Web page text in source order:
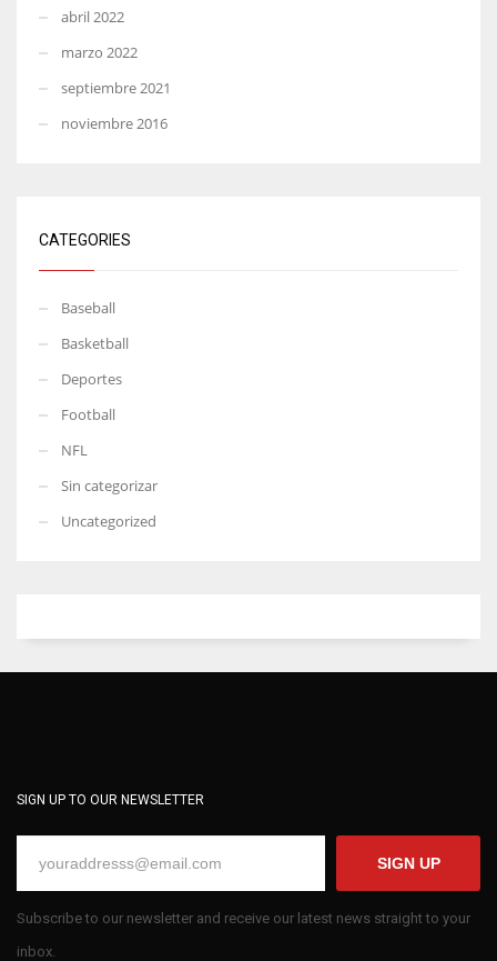
abril 2022
marzo 2022
septiembre 2021
noviembre 2016
CATEGORIES
Baseball
Basketball
Deportes
Football
NFL
Sin categorizar
Uncategorized
SIGN UP TO OUR NEWSLETTER
SIGN UP
Subscribe to our newsletter and receive our latest news straight to your
inbox.